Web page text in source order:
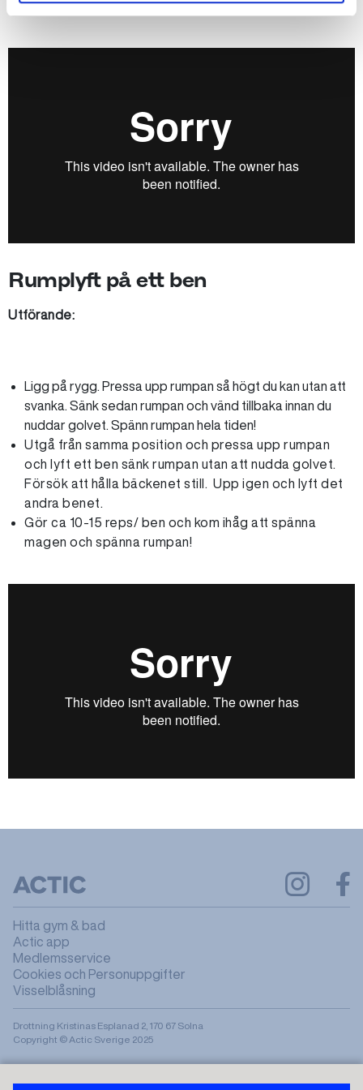
Stå så länge du orkar med korrekt teknik hela tiden.
Rumplyft på ett ben
Utförande:
Ligg på rygg. Pressa upp rumpan så högt du kan utan att
svanka. Sänk sedan rumpan och vänd tillbaka innan du
nuddar golvet. Spänn rumpan hela tiden!
Utgå från samma position och pressa upp rumpan
och lyft ett ben sänk rumpan utan att nudda golvet.
Försök att hålla bäckenet still. Upp igen och lyft det
andra benet.
Gör ca 10-15 reps/ ben och kom ihåg att spänna
magen och spänna rumpan!
Hitta gym & bad
Actic app
Medlemsservice
Cookies och Personuppgifter
Visselblåsning
Drottning Kristinas Esplanad 2, 170 67 Solna
Copyright © Actic Sverige 2025